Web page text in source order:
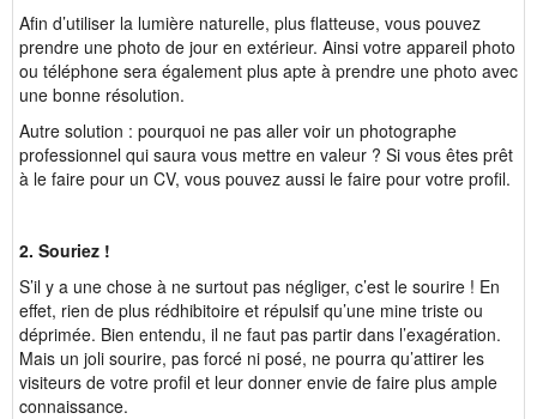
Afin d’utiliser la lumière naturelle, plus flatteuse, vous pouvez
prendre une photo de jour en extérieur. Ainsi votre appareil photo
ou téléphone sera également plus apte à prendre une photo avec
une bonne résolution.
Autre solution : pourquoi ne pas aller voir un photographe
professionnel qui saura vous mettre en valeur ? Si vous êtes prêt
à le faire pour un CV, vous pouvez aussi le faire pour votre profil.
2. Souriez !
S’il y a une chose à ne surtout pas négliger, c’est le sourire ! En
effet, rien de plus rédhibitoire et répulsif qu’une mine triste ou
déprimée. Bien entendu, il ne faut pas partir dans l’exagération.
Mais un joli sourire, pas forcé ni posé, ne pourra qu’attirer les
visiteurs de votre profil et leur donner envie de faire plus ample
connaissance.